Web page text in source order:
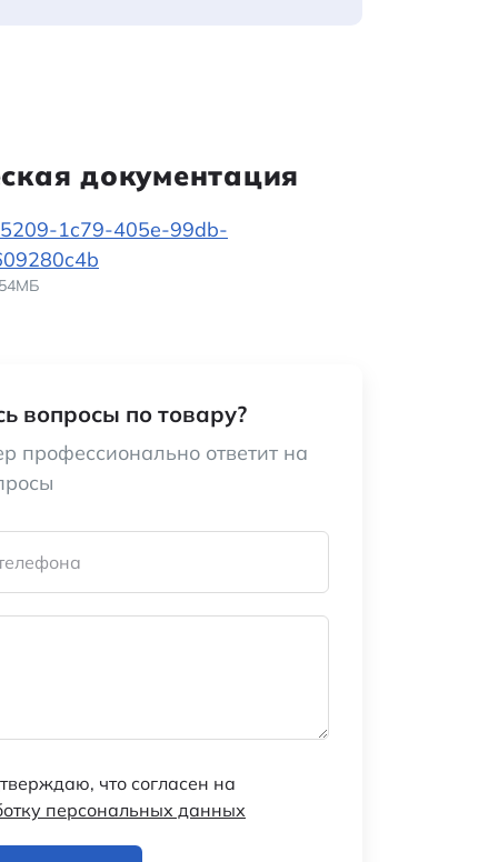
документация
1c79-405e-99db-
вопросы по товару?
профессионально ответит на
что согласен на
персональных данных